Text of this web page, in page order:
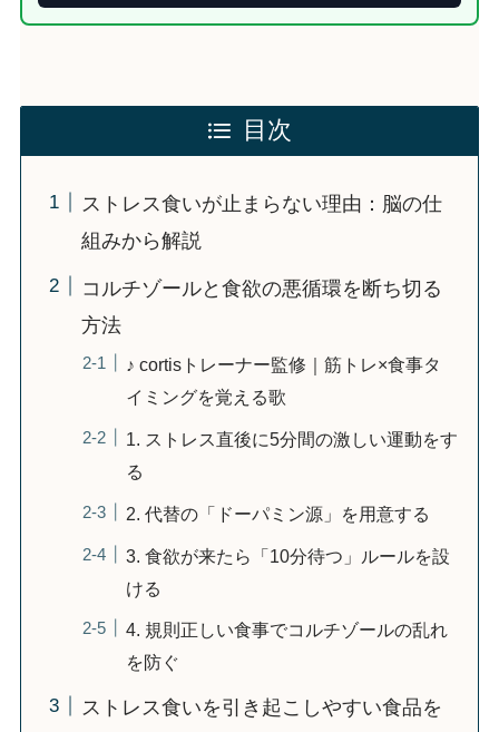
目次
ストレス食いが止まらない理由：脳の仕
組みから解説
コルチゾールと食欲の悪循環を断ち切る
方法
♪ cortisトレーナー監修｜筋トレ×食事タ
イミングを覚える歌
1. ストレス直後に5分間の激しい運動をす
る
2. 代替の「ドーパミン源」を用意する
3. 食欲が来たら「10分待つ」ルールを設
ける
4. 規則正しい食事でコルチゾールの乱れ
を防ぐ
ストレス食いを引き起こしやすい食品を